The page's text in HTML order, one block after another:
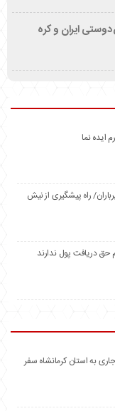
ایران و کره
ایده نما
راه پیشگیری از نیش
دریافت پول ندارند
به استان کرمانشاه سفر